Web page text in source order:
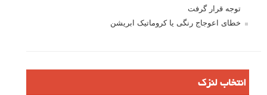
توجه قرار گرفت
خطای اعوجاج رنگی یا کروماتیک ابریشن
انتخاب لنزک